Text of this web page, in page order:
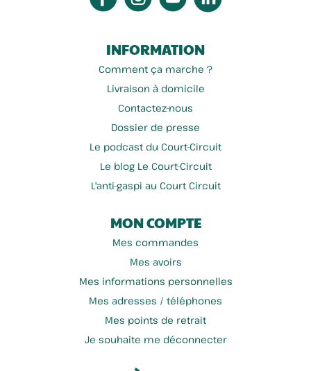
INFORMATION
Comment ça marche ?
Livraison à domicile
Contactez-nous
Dossier de presse
Le podcast du Court-Circuit
Le blog Le Court-Circuit
L'anti-gaspi au Court Circuit
MON COMPTE
Mes commandes
Mes avoirs
Mes informations personnelles
Mes adresses / téléphones
Mes points de retrait
Je souhaite me déconnecter